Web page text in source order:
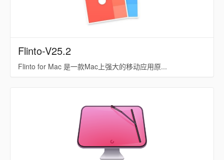
Flinto-V25.2
Flinto for Mac 是一款Mac上强大的移动应用原...